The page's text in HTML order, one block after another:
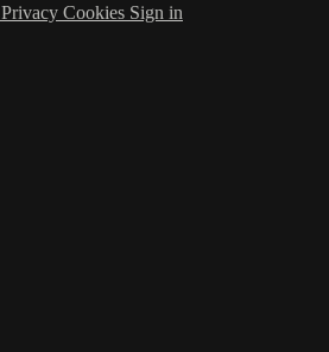
Privacy Cookies Sign in